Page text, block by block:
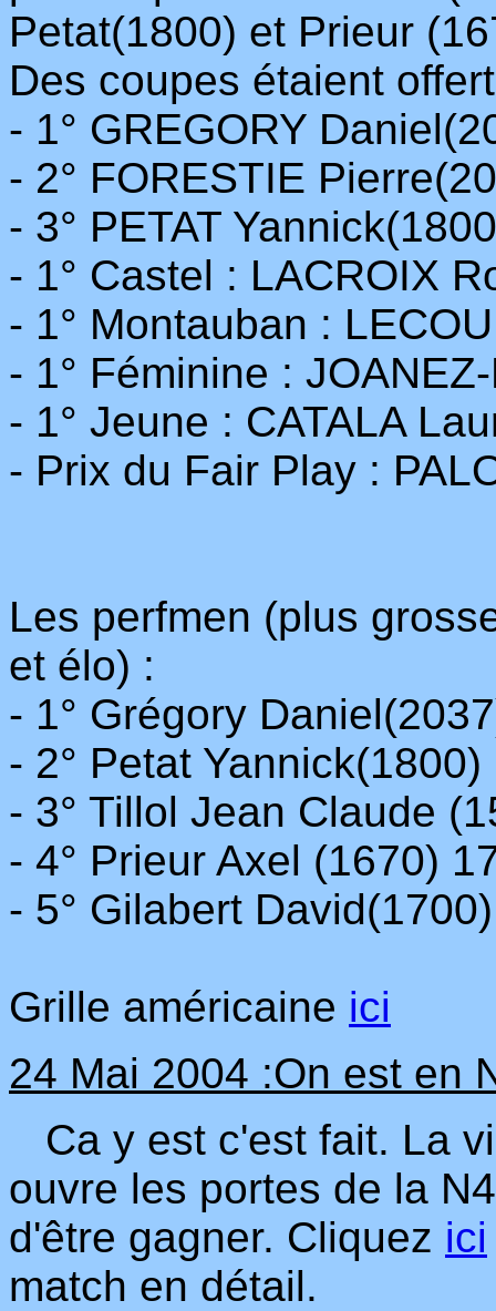
Petat(1800) et Prieur
Des coupes étaient
- 1° GREGORY
- 2° FORESTIE
- 3° PETAT
- 1° Castel : LACROIX
- 1° Montauban :
- 1° Féminine :
- 1° Jeune : CATALA
- Prix du Fair Play :
Les perfmen (plus
et élo) :
- 1° Grégory
- 2° Petat
- 3° Tillol Jean Claude
- 4° Prieur Axel (1670)
- 5° Gilabert
Grille américaine ici
24 Mai 2004 :On est en
Ca y est c'est fait. La
ouvre les portes de la
d'être gagner. Cliquez ici
match en détail.